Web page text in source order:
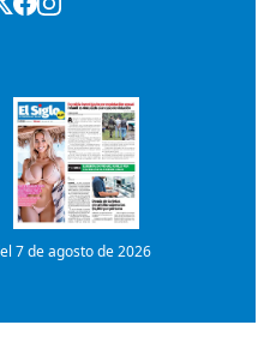
7 de agosto de 2026